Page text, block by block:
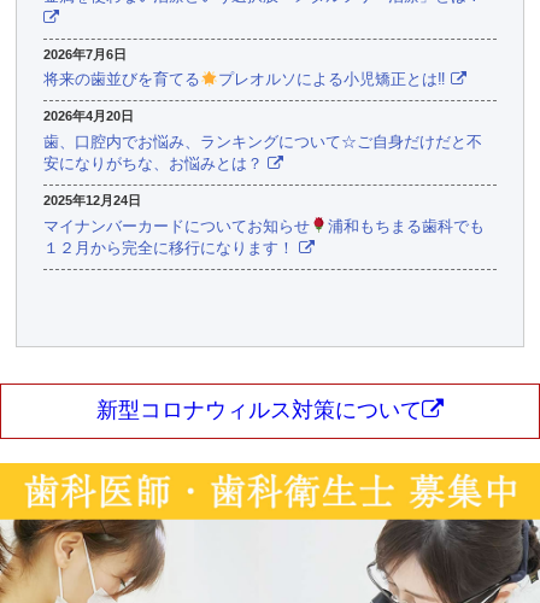
2026年7月6日
将来の歯並びを育てる プレオルソによる小児矯正とは‼
2026年4月20日
歯、口腔内でお悩み、ランキングについて☆ご自身だけだと不
安になりがちな、お悩みとは？
2025年12月24日
マイナンバーカードについてお知らせ
浦和もちまる歯科でも
１２月から完全に移行になります！
新型コロナウィルス対策について